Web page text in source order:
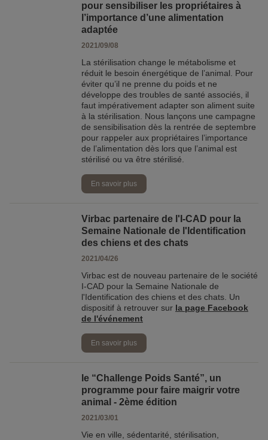
pour sensibiliser les propriétaires à
l’importance d’une alimentation
adaptée
2021/09/08
La stérilisation change le métabolisme et
réduit le besoin énergétique de l’animal. Pour
éviter qu’il ne prenne du poids et ne
développe des troubles de santé associés, il
faut impérativement adapter son aliment suite
à la stérilisation. Nous lançons une campagne
de sensibilisation dès la rentrée de septembre
pour rappeler aux propriétaires l’importance
de l’alimentation dès lors que l’animal est
stérilisé ou va être stérilisé.
En savoir plus
Virbac partenaire de l'I-CAD pour la
Semaine Nationale de l'Identification
des chiens et des chats
2021/04/26
Virbac est de nouveau partenaire de le société
I-CAD pour la Semaine Nationale de
l'Identification des chiens et des chats. Un
dispositif à retrouver sur la page Facebook
de l'événement
En savoir plus
le “Challenge Poids Santé”, un
programme pour faire maigrir votre
animal - 2ème édition
2021/03/01
Vie en ville, sédentarité, stérilisation,